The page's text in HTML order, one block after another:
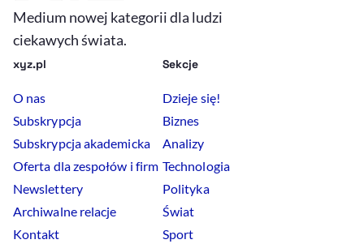
Medium nowej kategorii dla ludzi
ciekawych świata.
xyz.pl
O nas
Subskrypcja
Subskrypcja akademicka
Oferta dla zespołów i firm
Newslettery
Archiwalne relacje
Kontakt
Sekcje
Dzieje się!
Biznes
Analizy
Technologia
Polityka
Świat
Sport